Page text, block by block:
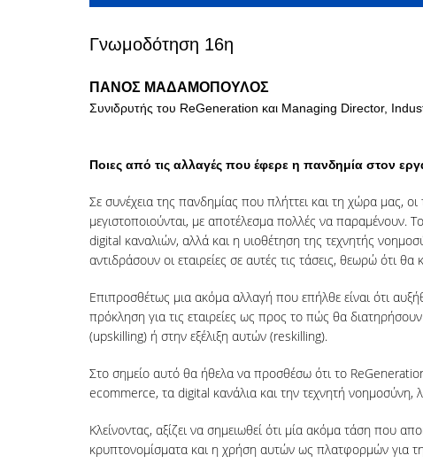
Γνωμοδότηση 16η
ΠΑΝΟΣ ΜΑΔΑΜΟΠΟΥΛΟΣ
Συνιδρυτής του ReGeneration και Managing Director,
Ποιες από τις αλλαγές που έφερε η πανδημία στον
Σε συνέχεια της πανδημίας που πλήττει και τη χώρα μας,
μεγιστοποιούνται, με αποτέλεσμα πολλές να παραμένουν.
digital καναλιών, αλλά και η υιοθέτηση της τεχνητής
αντιδράσουν οι εταιρείες σε αυτές τις τάσεις, θεωρώ ότι
Επιπροσθέτως μια ακόμα αλλαγή που επήλθε είναι ότι
πρόκληση για τις εταιρείες ως προς το πώς θα
(upskilling) ή στην εξέλιξη αυτών (reskilling).
Στο σημείο αυτό θα ήθελα να προσθέσω ότι το
ecommerce, τα digital κανάλια και την τεχνητή νοημοσύνη,
Κλείνοντας, αξίζει να σημειωθεί ότι μία ακόμα τάση που
κρυπτονομίσματα και η χρήση αυτών ως πλατφορμών για